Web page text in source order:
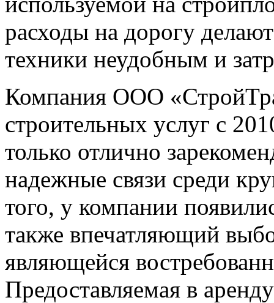
расходы на дорогу
техники неудобным и
Компания ООО
строительных услуг с
только отлично
надежные связи среди
того, у компании
также впечатляющий
являющейся
Предоставляемая в